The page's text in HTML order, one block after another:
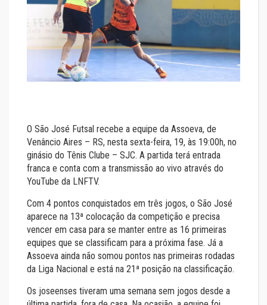
O São José Futsal recebe a equipe da Assoeva, de
Venâncio Aires – RS, nesta sexta-feira, 19, às 19:00h, no
ginásio do Tênis Clube – SJC. A partida terá entrada
franca e conta com a transmissão ao vivo através do
YouTube da LNFTV.
Com 4 pontos conquistados em três jogos, o São José
aparece na 13ª colocação da competição e precisa
vencer em casa para se manter entre as 16 primeiras
equipes que se classificam para a próxima fase. Já a
Assoeva ainda não somou pontos nas primeiras rodadas
da Liga Nacional e está na 21ª posição na classificação.
Os joseenses tiveram uma semana sem jogos desde a